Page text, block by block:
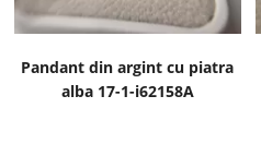
Pandant din argint cu piatra
alba 17-1-i62158A